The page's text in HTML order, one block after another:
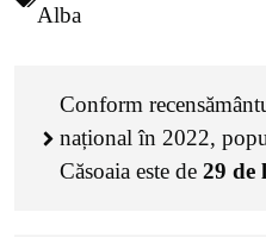
Alba
Conform
național în 2022,
Căsoaia este de 29 de